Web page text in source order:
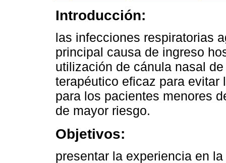
Introducción:
las infecciones respiratorias
principal causa de ingreso
utilización de cánula nasal
terapéutico eficaz para
para los pacientes menores
de mayor riesgo.
Objetivos:
presentar la experiencia en